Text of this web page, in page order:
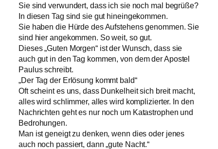
Sie sind verwundert, dass ich sie noch mal begrüße?
In diesen Tag sind sie gut hineingekommen.
Sie haben die Hürde des Aufstehens genommen. Sie
sind hier angekommen. So weit, so gut.
Dieses „Guten Morgen“ ist der Wunsch, dass sie
auch gut in den Tag kommen, von dem der Apostel
Paulus schreibt.
„Der Tag der Erlösung kommt bald“
Oft scheint es uns, dass Dunkelheit sich breit macht,
alles wird schlimmer, alles wird komplizierter. In den
Nachrichten geht es nur noch um Katastrophen und
Bedrohungen.
Man ist geneigt zu denken, wenn dies oder jenes
auch noch passiert, dann „gute Nacht.“